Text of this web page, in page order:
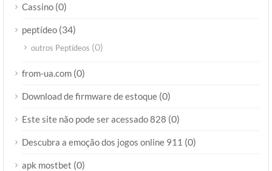
Cassino (0)
peptídeo (34)
outros Peptídeos (0)
from-ua.com (0)
Download de firmware de estoque (0)
Este site não pode ser acessado 828 (0)
Descubra a emoção dos jogos online 911 (0)
apk mostbet (0)